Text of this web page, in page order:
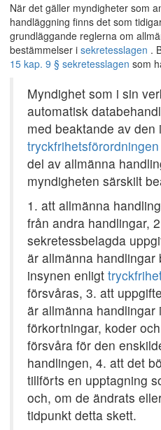
När det gäller myndigheter som
handläggning finns det som
grundläggande reglerna om
bestämmelser i sekretesslagen .
15 kap. 9 § sekretesslagen som
Myndighet som i sin
automatisk
med beaktande av den i
tryckfrihetsförordningen
del av allmänna
myndigheten särskilt
1. att allmänna
från andra handlingar,
sekretessbelagda
är allmänna handlingar
insynen enligt
försvåras, 3. att
är allmänna handlingar
förkortningar, koder
försvåra för den
handlingen, 4. att det
tillförts en upptagning
och, om de ändrats
tidpunkt detta skett.